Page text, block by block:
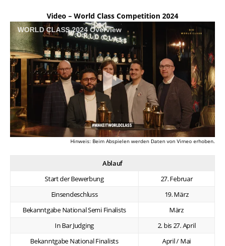
Video – World Class Competition 2024
WORLD CLASS 2024 Overview
Hinweis: Beim Abspielen werden Daten von Vimeo erhoben.
Ablauf
Start der Bewerbung
27. Februar
Einsendeschluss
19. März
Bekanntgabe National Semi Finalists
März
In Bar Judging
2. bis 27. April
Bekanntgabe National Finalists
April / Mai